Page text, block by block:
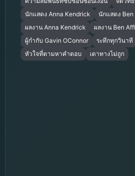
นักแสดง Anna Kendrick
นักแสดง
ผลงาน Anna Kendrick
ผลงาน Ben
ผู้กำกับ Gavin OConnor
ระทึกทุกวินาที
หัวใจที่ตามหาคำตอบ
เดาทางไม่ถูก